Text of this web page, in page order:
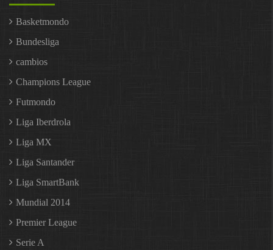
Basketmondo
Bundesliga
cambios
Champions League
Futmondo
Liga Iberdrola
Liga MX
Liga Santander
Liga SmartBank
Mundial 2014
Premier League
Serie A